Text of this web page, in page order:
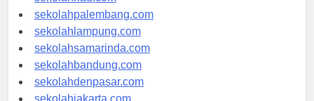
sekolahriau.com
sekolahpalembang.com
sekolahlampung.com
sekolahsamarinda.com
sekolahbandung.com
sekolahdenpasar.com